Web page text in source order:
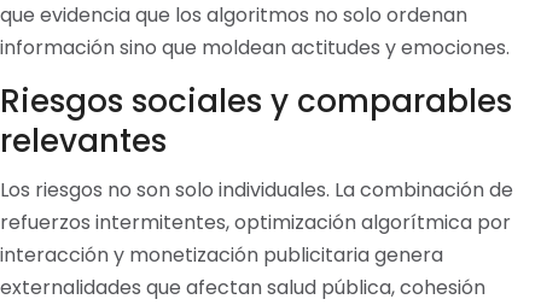
que evidencia que los algoritmos no solo ordenan
información sino que moldean actitudes y emociones.
Riesgos sociales y comparables
relevantes
Los riesgos no son solo individuales. La combinación de
refuerzos intermitentes, optimización algorítmica por
interacción y monetización publicitaria genera
externalidades que afectan salud pública, cohesión